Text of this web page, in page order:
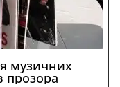
музичних
прозора